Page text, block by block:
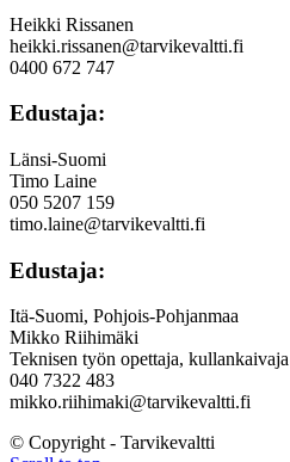
Heikki Rissanen
heikki.rissanen@tarvikevaltti.fi
0400 672 747
Edustaja:
Länsi-Suomi
Timo Laine
050 5207 159
timo.laine@tarvikevaltti.fi
Edustaja:
Itä-Suomi, Pohjois-Pohjanmaa
Mikko Riihimäki
Teknisen työn opettaja, kullankaivaja
040 7322 483
mikko.riihimaki@tarvikevaltti.fi
© Copyright - Tarvikevaltti